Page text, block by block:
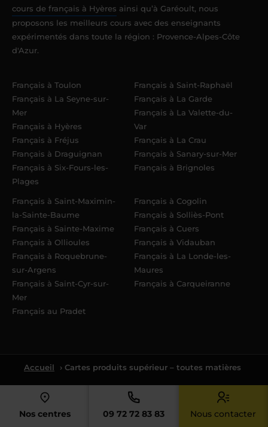
Nos centres 09 72 72 83 83 Nous contacter
cours de français à Hyères ainsi qu’à Garéoult, nous
proposons les meilleurs cours avec des enseignants
expérimentés dans toute la région : Provence-Alpes-Côte
d'Azur.
Français à Toulon
Français à La Seyne-sur-
Mer
Français à Hyères
Français à Fréjus
Français à Draguignan
Français à Six-Fours-les-
Plages
Français à Saint-Raphaël
Français à La Garde
Français à La Valette-du-
Var
Français à La Crau
Français à Sanary-sur-Mer
Français à Brignoles
Français à Saint-Maximin-
la-Sainte-Baume
Français à Sainte-Maxime
Français à Ollioules
Français à Roquebrune-
sur-Argens
Français à Saint-Cyr-sur-
Mer
Français au Pradet
Français à Cogolin
Français à Solliès-Pont
Français à Cuers
Français à Vidauban
Français à La Londe-les-
Maures
Français à Carqueiranne
Accueil › Cartes produits supérieur – toutes matières